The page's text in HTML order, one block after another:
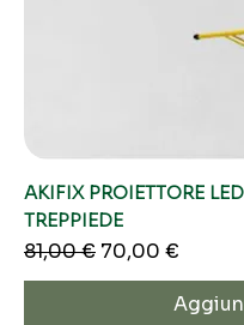
AKIFIX PROIETTORE
TREPPIEDE
Prezzo regolare
81,00 € Prezzo scontato
70,00 €